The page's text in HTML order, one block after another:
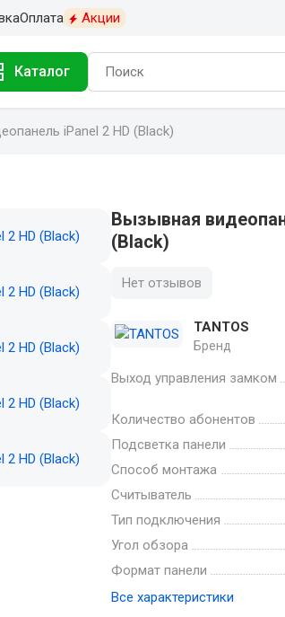
Оплата Акции
Каталог
iPanel 2 HD (Black)
Вызывная
(Black)
Нет отзывов
TANTOS
Бренд
Выход управления замком
Количество абонентов
Подсветка панели
Способ монтажа
Считыватель
Тип подключения
Угол обзора
Формат панели
Все характеристики